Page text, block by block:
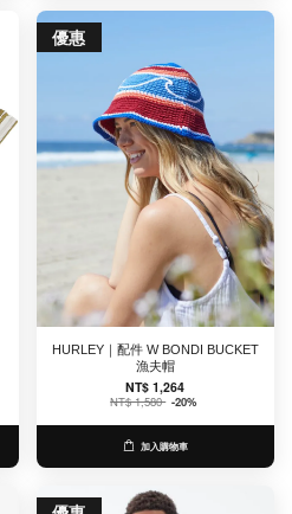
優惠
HURLEY｜配件 W BONDI BUCKET
漁夫帽
NT$ 1,264
NT$ 1,580 -20%
加入購物車